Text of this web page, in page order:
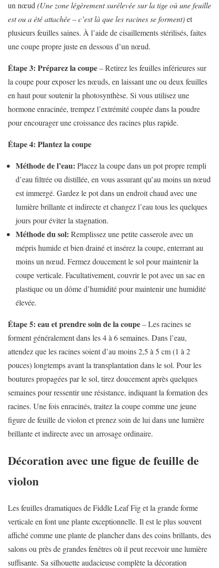
un nœud (Une zone légèrement surélevée sur la tige où une feuille
est ou a été attachée – c’est là que les racines se forment)et
plusieurs feuilles saines. À l’aide de cisaillements stérilisés, faites
une coupe propre juste en dessous d’un nœud.
Étape 3: Préparez la coupe– Retirez les feuilles inférieures sur
la coupe pour exposer les nœuds, en laissant une ou deux feuilles
en haut pour soutenir la photosynthèse. Si vous utilisez une
hormone enracinée, trempez l’extrémité coupée dans la poudre
pour encourager une croissance des racines plus rapide.
Étape 4: Plantez la coupe
Méthode de l’eau: Placez la coupe dans un pot propre rempli
d’eau filtrée ou distillée, en vous assurant qu’au moins un nœud
est immergé. Gardez le pot dans un endroit chaud avec une
lumière brillante et indirecte et changez l’eau tous les quelques
jours pour éviter la stagnation.
Méthode du sol: Remplissez une petite casserole avec un
mépris humide et bien drainé et insérez la coupe, enterrant au
moins un nœud. Fermez doucement le sol pour maintenir la
coupe verticale. Facultativement, couvrir le pot avec un sac en
plastique ou un dôme d’humidité pour maintenir une humidité
élevée.
Étape 5: eau et prendre soin de la coupe– Les racines se
forment généralement dans les 4 à 6 semaines. Dans l’eau,
attendez que les racines soient d’au moins 2,5 à 5 cm (1 à 2
pouces) longtemps avant la transplantation dans le sol. Pour les
boutures propagées par le sol, tirez doucement après quelques
semaines pour ressentir une résistance, indiquant la formation des
racines. Une fois enracinés, traitez la coupe comme une jeune
figure de feuille de violon et prenez soin de lui dans une lumière
brillante et indirecte avec un arrosage ordinaire.
Décoration avec une figue de feuille de
violon
Les feuilles dramatiques de Fiddle Leaf Fig et la grande forme
verticale en font une plante exceptionnelle. Il est le plus souvent
affiché comme une plante de plancher dans des coins brillants, des
salons ou près de grandes fenêtres où il peut recevoir une lumière
suffisante. Sa silhouette audacieuse complète la décoration